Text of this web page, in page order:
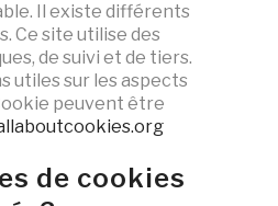
Il existe différents
Ce site utilise des
de suivi et de tiers.
utiles sur les aspects
peuvent être
de cookies